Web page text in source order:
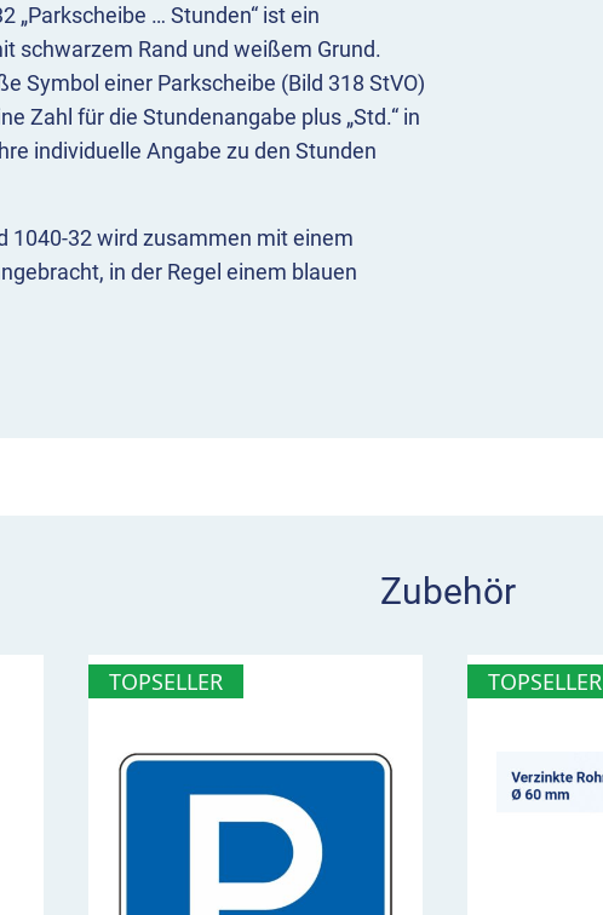
„Parkscheibe … Stunden“ ist ein
schwarzem Rand und weißem Grund.
Symbol einer Parkscheibe (Bild 318 StVO)
Zahl für die Stundenangabe plus „Std.“ in
individuelle Angabe zu den Stunden
1040-32 wird zusammen mit einem
in der Regel einem blauen
Parkscheibe und maximal für die
mit dem es kombiniert ist (VZ
Zubehör
TOPSELLER TOPSELLER